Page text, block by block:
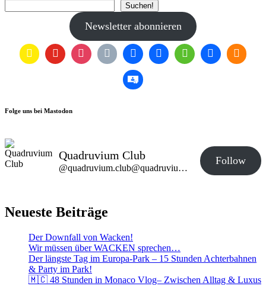
Suchen!
Newsletter abonnieren
Folge uns bei Mastodon
Quadruvium Club
@quadruvium.club@quadruvium.club
Follow
Neueste Beiträge
Der Downfall von Wacken!
Wir müssen über WACKEN sprechen…
Der längste Tag im Europa-Park – 15 Stunden Achterbahnen
& Party im Park!
🇲🇨 48 Stunden in Monaco Vlog– Zwischen Alltag & Luxus